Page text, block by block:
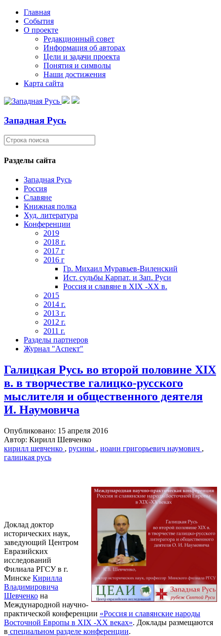
Главная
События
О проекте
Редакционный совет
Информация об авторах
Цели и задачи проекта
Понятия и символы
Наши достижения
Карта сайта
Западная Русь
Разделы сайта
Западная Русь
Россия
Славяне
Книжная полка
Худ. литература
Конференции
2019
2018 г.
2017 г
2016 г
Гр. Михаил Муравьев-Виленский
Ист. судьбы Карпат. и Зап. Руси
Россия и славяне в XIX -ХХ в.
2015
2014 г.
2013 г.
2012 г.
2011 г.
Разделы партнеров
Журнал "Аспект"
Галицкая Русь во второй половине XIX
в. в творчестве галицко-русского
мыслителя и общественного деятеля
И. Наумовича
Опубликовано: 15 апреля 2016
Автор: Кирилл Шевченко
кирилл шевченко , русины , иоанн григорьевич наумович ,
галицкая русь
Доклад доктор
исторических наук,
заведующий Центром
Евразийских
исследований
Филиала РГСУ в г.
Минске Кирилла
Владимировича
Шевченко на
Международной научно-
практической конференции «Россия и славянские народы
Восточной Европы в XIX -ХХ веках». Доклады размещаются
в специальном разделе конференции.